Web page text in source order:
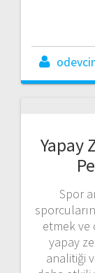
Yapay
Spor
etmek ve
yapay
analitiği